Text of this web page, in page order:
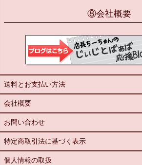
⑧会社概要
送料とお支払い方法
会社概要
お問い合わせ
特定商取引法に基づく表示
個人情報の取扱